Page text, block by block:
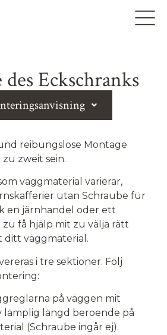
Eckschranks
reibungslose Montage
zweit sein.
väggmaterial varierar,
utan Schraube für
en järnhandel oder ett
få hjälp mit zu välja rätt
ditt väggmaterial.
i tre sektioner. Följ
på väggen mit
lämplig längd beroende på
(Schraube ingår ej).